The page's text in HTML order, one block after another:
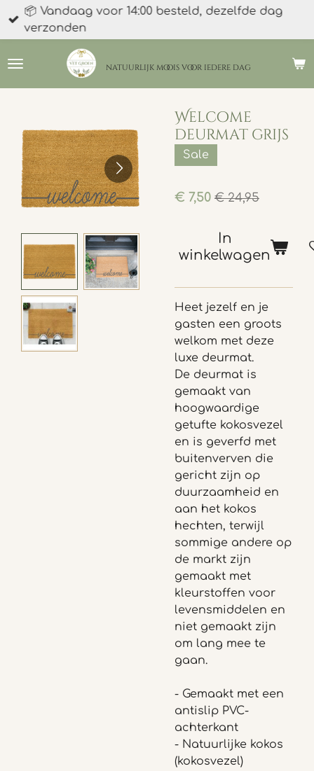
Ga
direct
de
natuurlijk moois voor iedere dag
📦 Vandaag voor 14:00 besteld, dezelfde dag
verzonden
Welcome
deurmat grijs
Sale
€ 7,50 € 24,95
In
winkelwagen
Heet jezelf en je
gasten een groots
welkom met deze
luxe deurmat.
De deurmat is
gemaakt van
hoogwaardige
getufte kokosvezel
en is geverfd met
buitenverven die
gericht zijn op
duurzaamheid en
aan het kokos
hechten, terwijl
sommige andere op
de markt zijn
gemaakt met
kleurstoffen voor
levensmiddelen en
niet gemaakt zijn
om lang mee te
gaan.
- Gemaakt met een
antislip PVC-
achterkant
- Natuurlijke kokos
(kokosvezel)